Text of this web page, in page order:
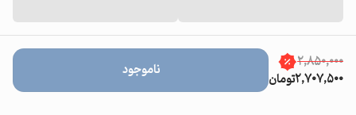
۲,۸۵۰,۰۰۰
۲,۷۰۷,۵۰۰تومان
ناموجود